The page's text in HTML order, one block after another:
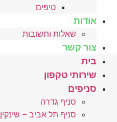
טיפים
אודות
שאלות ותשובות
צור קשר
בית
שירותי טקפון
סניפים
סניף גדרה
סניף תל אביב – שינקין